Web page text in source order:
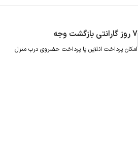
7 روز گارانتی بازگشت وجه
امکان پرداخت انلاین یا پرداخت حضروی درب منزل